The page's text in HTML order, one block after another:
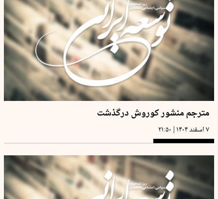
مترجم منشور کوروش درگذشت
۷ اسفند ۱۴۰۴ | ۲۱:۵۰